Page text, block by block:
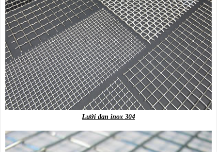
Lưới đan inox 304